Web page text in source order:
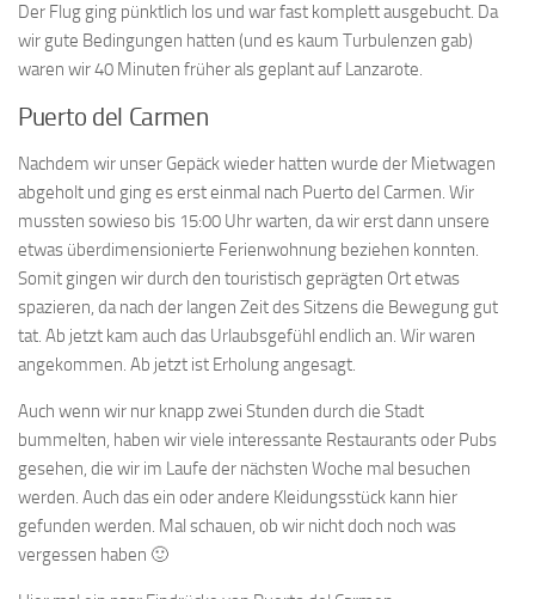
Der Flug ging pünktlich los und war fast komplett ausgebucht. Da
wir gute Bedingungen hatten (und es kaum Turbulenzen gab)
waren wir 40 Minuten früher als geplant auf Lanzarote.
Puerto del Carmen
Nachdem wir unser Gepäck wieder hatten wurde der Mietwagen
abgeholt und ging es erst einmal nach Puerto del Carmen. Wir
mussten sowieso bis 15:00 Uhr warten, da wir erst dann unsere
etwas überdimensionierte Ferienwohnung beziehen konnten.
Somit gingen wir durch den touristisch geprägten Ort etwas
spazieren, da nach der langen Zeit des Sitzens die Bewegung gut
tat. Ab jetzt kam auch das Urlaubsgefühl endlich an. Wir waren
angekommen. Ab jetzt ist Erholung angesagt.
Auch wenn wir nur knapp zwei Stunden durch die Stadt
bummelten, haben wir viele interessante Restaurants oder Pubs
gesehen, die wir im Laufe der nächsten Woche mal besuchen
werden. Auch das ein oder andere Kleidungsstück kann hier
gefunden werden. Mal schauen, ob wir nicht doch noch was
vergessen haben 🙂